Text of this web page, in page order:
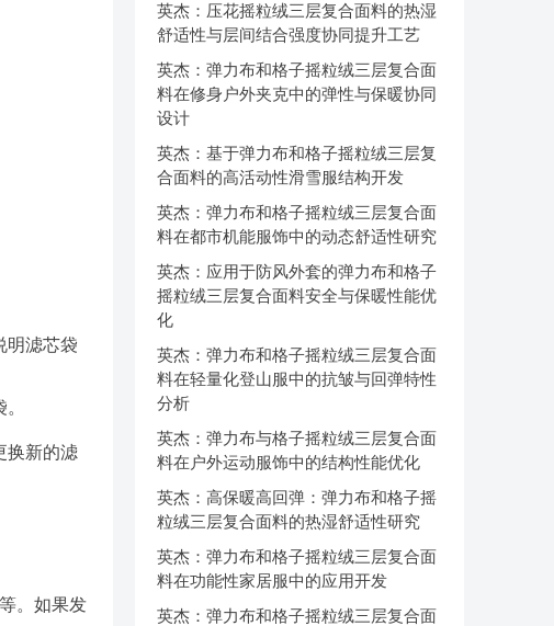
明滤芯袋
换新的滤
。如果发
英杰：压花摇粒绒三层复合面料的热湿
舒适性与层间结合强度协同提升工艺
英杰：弹力布和格子摇粒绒三层复合面
料在修身户外夹克中的弹性与保暖协同
设计
英杰：基于弹力布和格子摇粒绒三层复
合面料的高活动性滑雪服结构开发
英杰：弹力布和格子摇粒绒三层复合面
料在都市机能服饰中的动态舒适性研究
英杰：应用于防风外套的弹力布和格子
摇粒绒三层复合面料安全与保暖性能优
化
英杰：弹力布和格子摇粒绒三层复合面
料在轻量化登山服中的抗皱与回弹特性
分析
英杰：弹力布与格子摇粒绒三层复合面
料在户外运动服饰中的结构性能优化
英杰：高保暖高回弹：弹力布和格子摇
粒绒三层复合面料的热湿舒适性研究
英杰：弹力布和格子摇粒绒三层复合面
料在功能性家居服中的应用开发
英杰：弹力布和格子摇粒绒三层复合面